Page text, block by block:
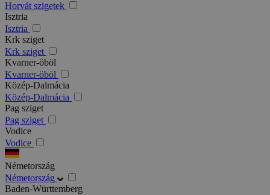
Horvát szigetek
Isztria
Isztria
Krk sziget
Krk sziget
Kvarner-öböl
Kvarner-öböl
Közép-Dalmácia
Közép-Dalmácia
Pag sziget
Pag sziget
Vodice
Vodice
Németország
Németország
Baden-Württemberg